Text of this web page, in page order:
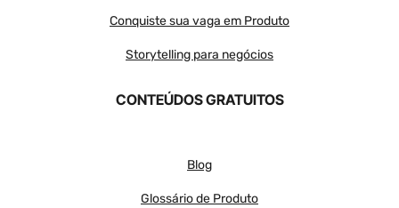
Conquiste sua vaga em Produto
Storytelling para negócios
CONTEÚDOS GRATUITOS
Blog
Glossário de Produto